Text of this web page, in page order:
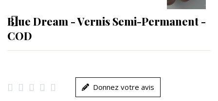
Blue Dream - Vernis Semi-Permanent -
COD
     Donnez votre avis